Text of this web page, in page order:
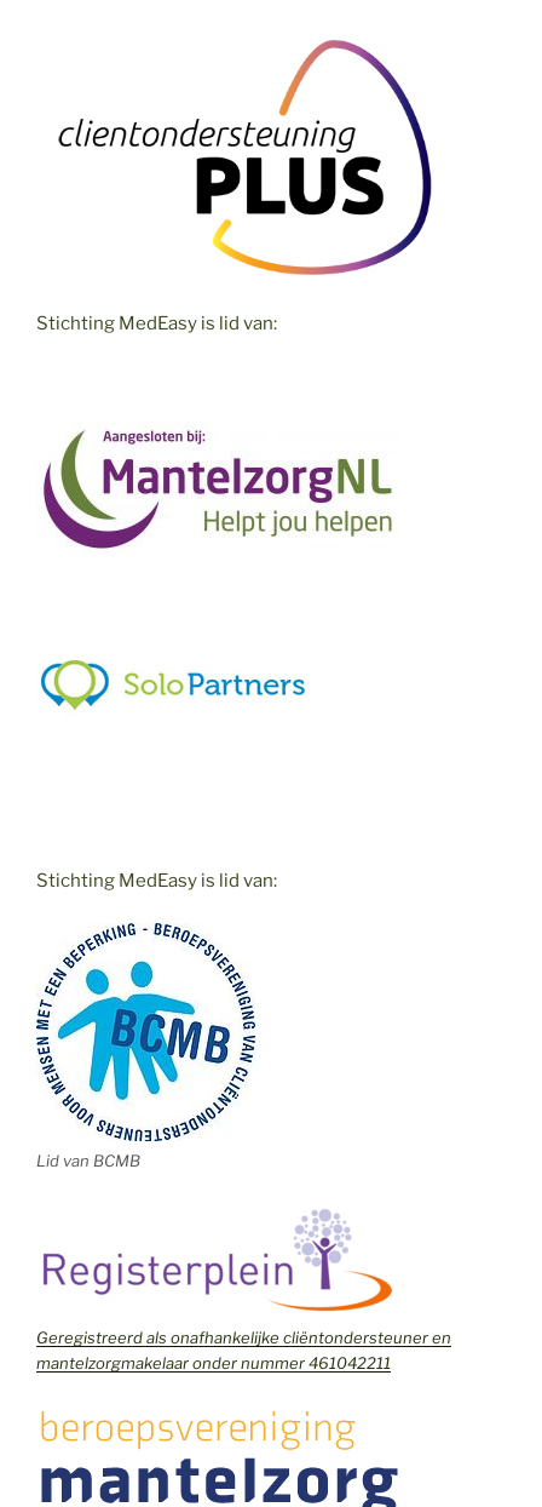
Stichting MedEasy is lid van:
Stichting MedEasy is lid van:
Lid van BCMB
Geregistreerd als onafhankelijke cliëntondersteuner en
mantelzorgmakelaar onder nummer 461042211